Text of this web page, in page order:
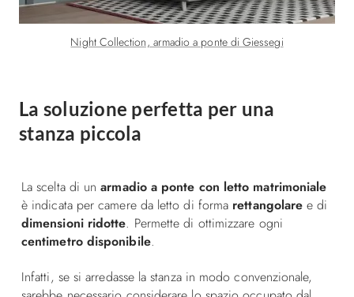
Night Collection, armadio a ponte di Giessegi
La soluzione perfetta per una
stanza piccola
La scelta di unarmadio a ponte con letto matrimoniale
è indicata per camere da letto di forma rettangolare e di
dimensioni ridotte. Permette di ottimizzare ogni
centimetro disponibile.
Infatti, se si arredasse la stanza in modo convenzionale,